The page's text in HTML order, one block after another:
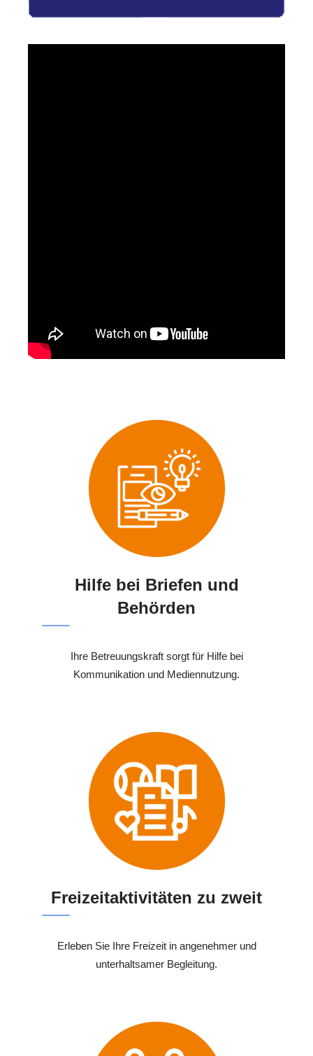
Hilfe bei Briefen und
Behörden
Ihre Betreuungskraft sorgt für Hilfe bei
Kommunikation und Mediennutzung.
Freizeitaktivitäten zu zweit
Erleben Sie Ihre Freizeit in angenehmer und
unterhaltsamer Begleitung.